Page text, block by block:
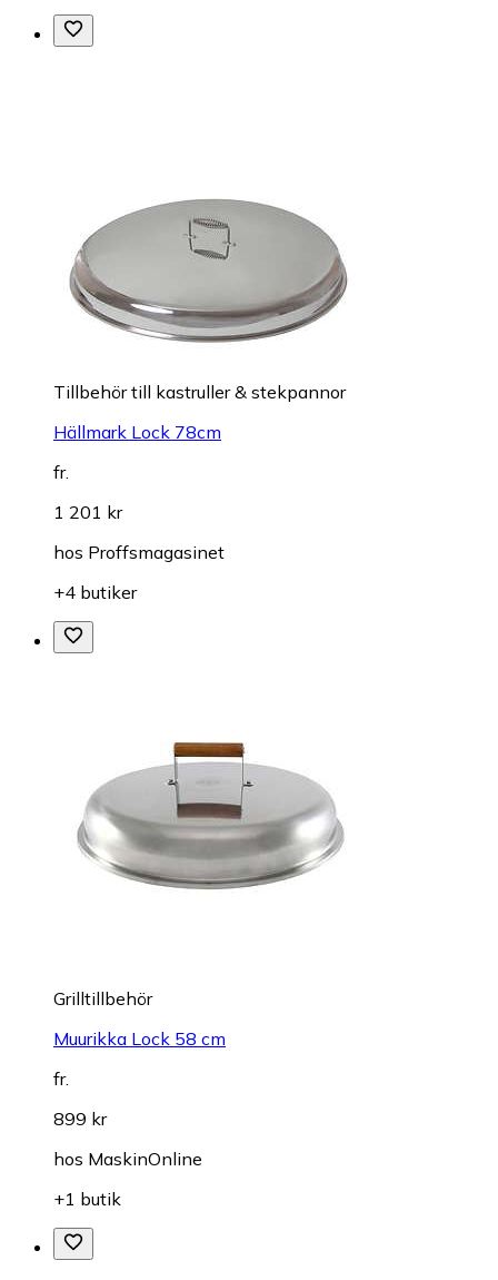
Tillbehör till kastruller & stekpannor
Hällmark Lock 78cm
fr.
1 201 kr
hos Proffsmagasinet
+4 butiker
Grilltillbehör
Muurikka Lock 58 cm
fr.
899 kr
hos MaskinOnline
+1 butik